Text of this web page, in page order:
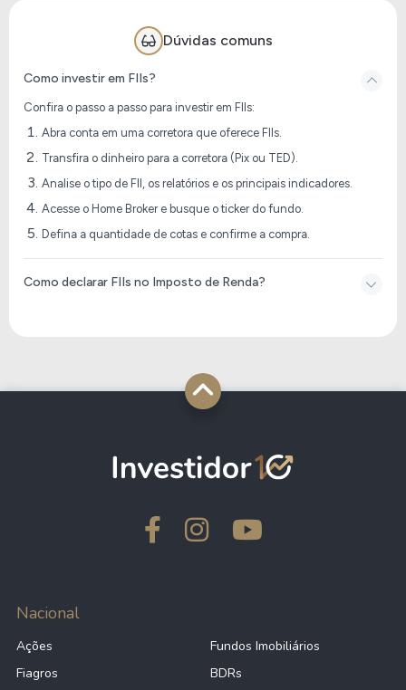
Dúvidas comuns
Como investir em FIIs?
Confira o passo a passo para investir em FIIs:
Abra conta em uma corretora que oferece FIIs.
Transfira o dinheiro para a corretora (Pix ou TED).
Analise o tipo de FII, os relatórios e os principais indicadores.
Acesse o Home Broker e busque o ticker do fundo.
Defina a quantidade de cotas e confirme a compra.
Como declarar FIIs no Imposto de Renda​?
Nacional
Ações
Fundos Imobiliários
Fiagros
BDRs